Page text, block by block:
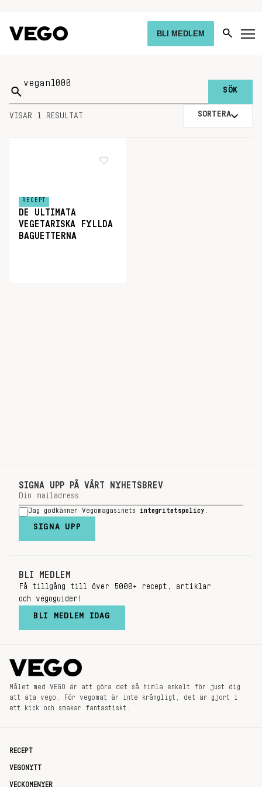
BLI MEDLEM
Sök
på:
VISAR 1 RESULTAT SORTERA
RECEPT
DE ULTIMATA
VEGETARISKA FYLLDA
BAGUETTERNA
SIGNA UPP PÅ VÅRT NYHETSBREV
Jag godkänner Vegomagasinets integritetspolicy
SIGNA UPP
BLI MEDLEM
Få tillgång till över 5000+ recept, artiklar
och vegoguider!
BLI MEDLEM IDAG
Målet med VEGO är att göra det så himla enkelt för just dig
att äta vego. För vegomat är inte krångligt, det är gjort i
ett kick och smakar fantastiskt.
RECEPT
VEGONYTT
VECKOMENYER